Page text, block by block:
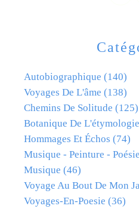
Autobiographique (140)
Voyages De L'âme (138)
Chemins De Solitude (125)
Botanique De L'étymologie
Hommages Et Échos (74)
Musique - Peinture -
Musique (46)
Voyage Au Bout De Mon
Voyages-En-Poesie (36)